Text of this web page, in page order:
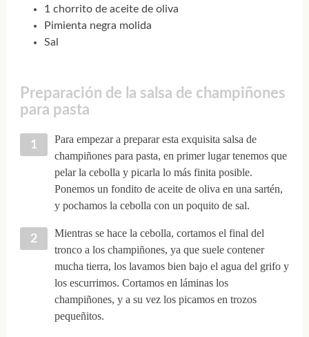
1 chorrito de aceite de oliva
Pimienta negra molida
Sal
Preparación de la salsa de champiñones
para pasta
Para empezar a preparar esta exquisita salsa de
champiñones para pasta, en primer lugar tenemos que
pelar la cebolla y picarla lo más finita posible.
Ponemos un fondito de aceite de oliva en una sartén,
y pochamos la cebolla con un poquito de sal.
Mientras se hace la cebolla, cortamos el final del
tronco a los champiñones, ya que suele contener
mucha tierra, los lavamos bien bajo el agua del grifo y
los escurrimos. Cortamos en láminas los
champiñones, y a su vez los picamos en trozos
pequeñitos.